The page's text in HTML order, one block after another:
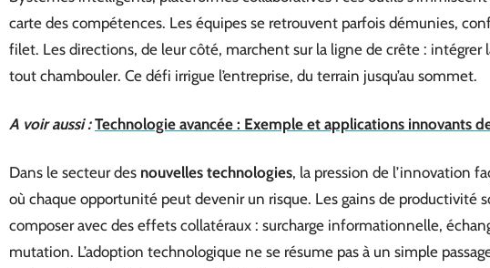
carte des compétences. Les équipes se retrouvent parfois démunies,
filet. Les directions, de leur côté, marchent sur la ligne de crête : intégrer
tout chambouler. Ce défi irrigue l’entreprise, du terrain jusqu’au sommet.
A voir aussi : Technologie avancée : Exemple et applications innovants
Dans le secteur des nouvelles technologies, la pression de l’innovation
où chaque opportunité peut devenir un risque. Les gains de productivité
composer avec des effets collatéraux : surcharge informationnelle,
mutation. L’adoption technologique ne se résume pas à un simple